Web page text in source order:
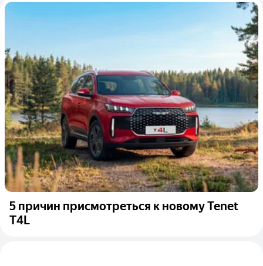
5 причин присмотреться к новому Tenet
T4L